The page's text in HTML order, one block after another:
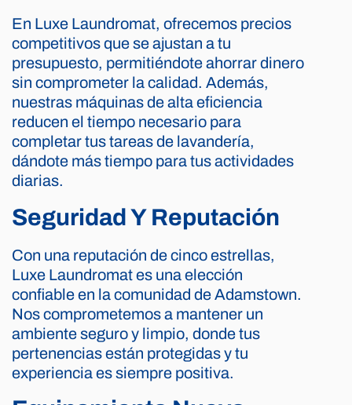
En Luxe Laundromat, ofrecemos precios
competitivos que se ajustan a tu
presupuesto, permitiéndote ahorrar dinero
sin comprometer la calidad. Además,
nuestras máquinas de alta eficiencia
reducen el tiempo necesario para
completar tus tareas de lavandería,
dándote más tiempo para tus actividades
diarias.
Seguridad Y Reputación
Con una reputación de cinco estrellas,
Luxe Laundromat es una elección
confiable en la comunidad de Adamstown.
Nos comprometemos a mantener un
ambiente seguro y limpio, donde tus
pertenencias están protegidas y tu
experiencia es siempre positiva.